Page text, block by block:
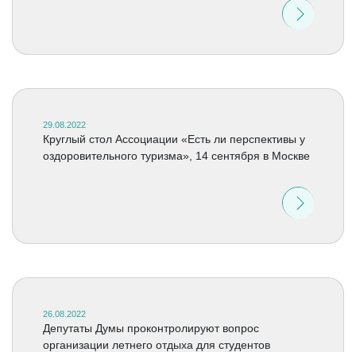
29.08.2022
Круглый стол Ассоциации «Есть ли перспективы у
оздоровительного туризма», 14 сентября в Москве
26.08.2022
Депутаты Думы проконтролируют вопрос
организации летнего отдыха для студентов